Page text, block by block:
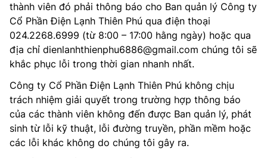
thành viên đó phải thông báo cho Ban quản lý Công ty
Cổ Phần Điện Lạnh Thiên Phú qua điện thoại
024.2268.6999 (từ 8:00 – 17:00 hằng ngày) hoặc qua
địa chỉ dienlanhthienphu6886@gmail.com chúng tôi sẽ
khắc phục lỗi trong thời gian nhanh nhất.
Công ty Cổ Phần Điện Lạnh Thiên Phú không chịu
trách nhiệm giải quyết trong trường hợp thông báo
của các thành viên không đến được Ban quản lý, phát
sinh từ lỗi kỹ thuật, lỗi đường truyền, phần mềm hoặc
các lỗi khác không do chúng tôi gây ra.